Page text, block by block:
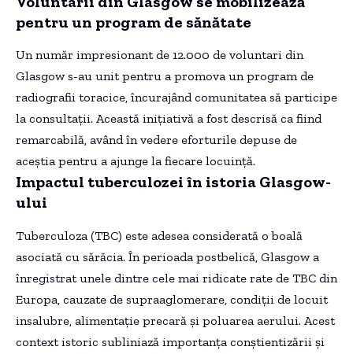
pentru un program de sănătate
Un număr impresionant de 12.000 de voluntari din
Glasgow s-au unit pentru a promova un program de
radiografii toracice, încurajând comunitatea să participe
la consultații. Această inițiativă a fost descrisă ca fiind
remarcabilă, având în vedere eforturile depuse de
aceștia pentru a ajunge la fiecare locuință.
Impactul tuberculozei în istoria Glasgow-
ului
Tuberculoza (TBC) este adesea considerată o boală
asociată cu sărăcia. În perioada postbelică, Glasgow a
înregistrat unele dintre cele mai ridicate rate de TBC din
Europa, cauzate de supraaglomerare, condiții de locuit
insalubre, alimentație precară și poluarea aerului. Acest
context istoric subliniază importanța conștientizării și